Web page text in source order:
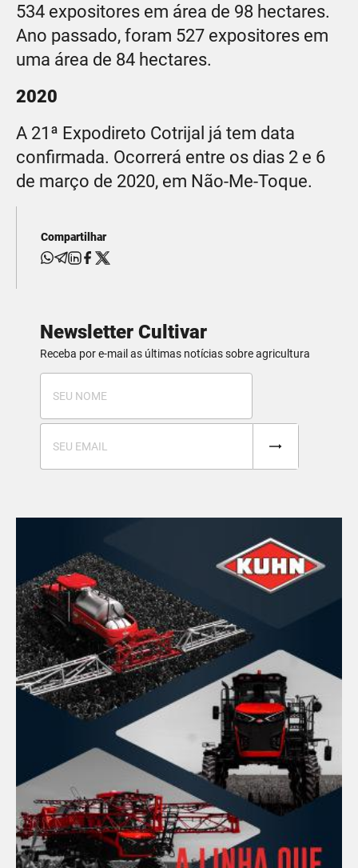
534 expositores em área de 98 hectares.
Ano passado, foram 527 expositores em
uma área de 84 hectares.
2020
A 21ª Expodireto Cotrijal já tem data
confirmada. Ocorrerá entre os dias 2 e 6
de março de 2020, em Não-Me-Toque.
Compartilhar
Newsletter Cultivar
Receba por e-mail as últimas notícias sobre agricultura